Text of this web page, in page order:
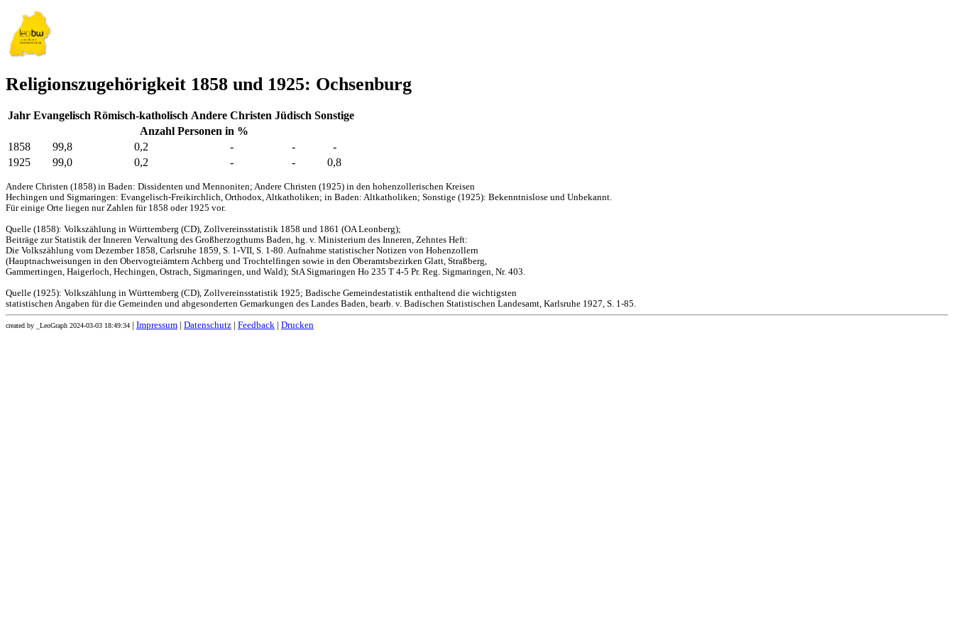
Religionszugehörigkeit 1858 und 1925: Ochsenburg
Jahr Evangelisch Römisch-katholisch Andere Christen Jüdisch Sonstige
Anzahl Personen in %
1858
99,8 0,2 - -
-
1925
99,0 0,2 - - 0,8
Andere Christen (1858) in Baden: Dissidenten und Mennoniten; Andere Christen (1925) in den hohenzollerischen Kreisen
Hechingen und Sigmaringen: Evangelisch-Freikirchlich, Orthodox, Altkatholiken; in Baden: Altkatholiken; Sonstige (1925): Bekenntnislose und Unbekannt.
Für einige Orte liegen nur Zahlen für 1858 oder 1925 vor.
Quelle (1858): Volkszählung in Württemberg (CD), Zollvereinsstatistik 1858 und 1861 (OA Leonberg);
Beiträge zur Statistik der Inneren Verwaltung des Großherzogthums Baden, hg. v. Ministerium des Inneren, Zehntes Heft:
Die Volkszählung vom Dezember 1858, Carlsruhe 1859, S. 1-VII, S. 1-80. Aufnahme statistischer Notizen von Hohenzollern
(Hauptnachweisungen in den Obervogteiämtern Achberg und Trochtelfingen sowie in den Oberamtsbezirken Glatt, Straßberg,
Gammertingen, Haigerloch, Hechingen, Ostrach, Sigmaringen, und Wald); StA Sigmaringen Ho 235 T 4-5 Pr. Reg. Sigmaringen, Nr. 403.
Quelle (1925): Volkszählung in Württemberg (CD), Zollvereinsstatistik 1925; Badische Gemeindestatistik enthaltend die wichtigsten
statistischen Angaben für die Gemeinden und abgesonderten Gemarkungen des Landes Baden, bearb. v. Badischen Statistischen Landesamt, Karlsruhe 1927, S. 1-85.
created by _LeoGraph 2024-03-03 18:49:34 Impressum Datenschutz Feedback Drucken